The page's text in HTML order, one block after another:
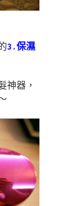
3.保濕
神器，